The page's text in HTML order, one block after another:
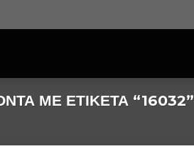
ΜΕ ΕΤΙΚΈΤΑ “16032”